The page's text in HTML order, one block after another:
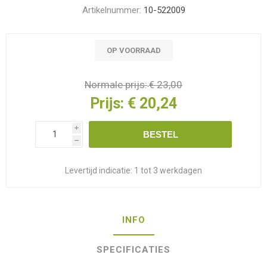
Artikelnummer: 10-522009
OP VOORRAAD
Normale prijs:€ 23,00
Prijs: € 20,24
i
h
BESTEL
Levertijd indicatie: 1 tot 3 werkdagen
INFO
SPECIFICATIES